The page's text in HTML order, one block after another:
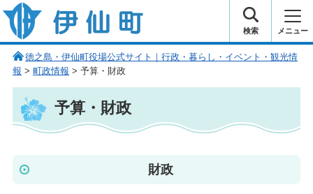
伊仙町 健康・長寿と子宝の町
検索 メニュー
徳之島・伊仙町役場公式サイト｜行政・暮らし・イベント・観光情
報 > 町政情報 > 予算・財政
予算・財政
財政